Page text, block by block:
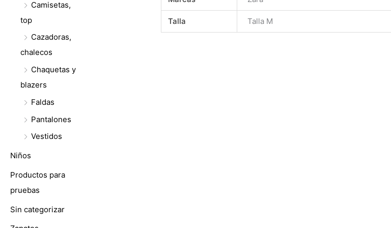
Camisetas,
top
Cazadoras,
chalecos
Chaquetas y
blazers
Faldas
Pantalones
Vestidos
Niños
Productos para
pruebas
Sin categorizar
Talla Talla M